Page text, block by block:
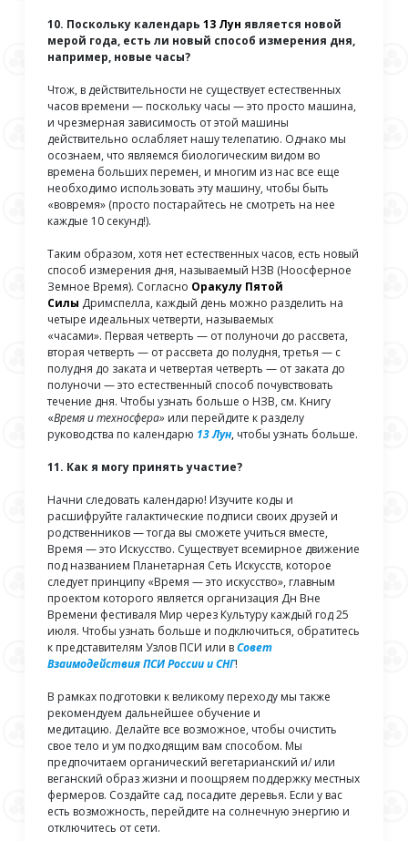
10. Поскольку календарь13 Лун является новой
мерой года, есть ли новый способ измерения дня,
например, новые часы?
Чтож, в действительности не существует естественных
часов времени — поскольку часы — это просто машина,
и чрезмерная зависимость от этой машины
действительно ослабляет нашу телепатию. Однако мы
осознаем, что являемся биологическим видом во
времена больших перемен, и многим из нас все еще
необходимо использовать эту машину, чтобы быть
«вовремя» (просто постарайтесь не смотреть на нее
каждые 10 секунд!).
Таким образом, хотя нет естественных часов, есть новый
способ измерения дня, называемый НЗВ (Ноосферное
Земное Время). Согласно Оракулу Пятой
Силы Дримспелла, каждый день можно разделить на
четыре идеальных четверти, называемых
«часами». Первая четверть — от полуночи до рассвета,
вторая четверть — от рассвета до полудня, третья — с
полудня до заката и четвертая четверть — от заката до
полуночи — это естественный способ почувствовать
течение дня. Чтобы узнать больше о НЗВ, см. Книгу
«Время и техносфера» или перейдите к разделу
руководства по календарю 13 Лун, чтобы узнать больше.
11. Как я могу принять участие?
Начни следовать календарю! Изучите коды и
расшифруйте галактические подписи своих друзей и
родственников — тогда вы сможете учиться вместе,
Время — это Искусство. Существует всемирное движение
под названием Планетарная Сеть Искусств, которое
следует принципу «Время — это искусство», главным
проектом которого является организация Дн Вне
Времени фестиваля Мир через Культуру каждый год 25
июля. Чтобы узнать больше и подключиться, обратитесь
к представителям Узлов ПСИ или вСовет
Взаимодействия ПСИ России и СНГ!
В рамках подготовки к великому переходу мы также
рекомендуем дальнейшее обучение и
медитацию. Делайте все возможное, чтобы очистить
свое тело и ум подходящим вам способом. Мы
предпочитаем органический вегетарианский и/ или
веганский образ жизни и поощряем поддержку местных
фермеров. Создайте сад, посадите деревья. Если у вас
есть возможность, перейдите на солнечную энергию и
отключитесь от сети.